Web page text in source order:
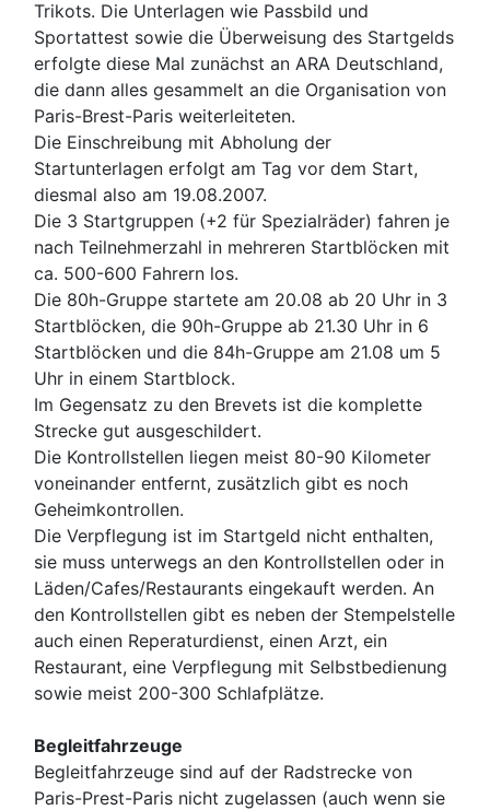
Trikots. Die Unterlagen wie Passbild und
Sportattest sowie die Überweisung des Startgelds
erfolgte diese Mal zunächst an ARA Deutschland,
die dann alles gesammelt an die Organisation von
Paris-Brest-Paris weiterleiteten.
Die Einschreibung mit Abholung der
Startunterlagen erfolgt am Tag vor dem Start,
diesmal also am 19.08.2007.
Die 3 Startgruppen (+2 für Spezialräder) fahren je
nach Teilnehmerzahl in mehreren Startblöcken mit
ca. 500-600 Fahrern los.
Die 80h-Gruppe startete am 20.08 ab 20 Uhr in 3
Startblöcken, die 90h-Gruppe ab 21.30 Uhr in 6
Startblöcken und die 84h-Gruppe am 21.08 um 5
Uhr in einem Startblock.
Im Gegensatz zu den Brevets ist die komplette
Strecke gut ausgeschildert.
Die Kontrollstellen liegen meist 80-90 Kilometer
voneinander entfernt, zusätzlich gibt es noch
Geheimkontrollen.
Die Verpflegung ist im Startgeld nicht enthalten,
sie muss unterwegs an den Kontrollstellen oder in
Läden/Cafes/Restaurants eingekauft werden. An
den Kontrollstellen gibt es neben der Stempelstelle
auch einen Reperaturdienst, einen Arzt, ein
Restaurant, eine Verpflegung mit Selbstbedienung
sowie meist 200-300 Schlafplätze.
Begleitfahrzeuge
Begleitfahrzeuge sind auf der Radstrecke von
Paris-Prest-Paris nicht zugelassen (auch wenn sie